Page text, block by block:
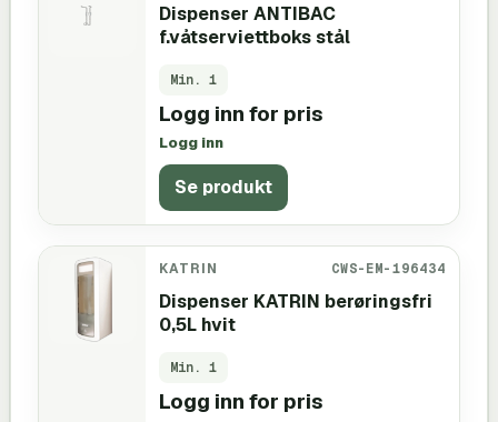
Dispenser ANTIBAC
f.våtserviettboks stål
Min. 1
Logg inn for pris
Logg inn
Se produkt
KATRIN CWS-EM-196434
Dispenser KATRIN berøringsfri
0,5L hvit
Min. 1
Logg inn for pris